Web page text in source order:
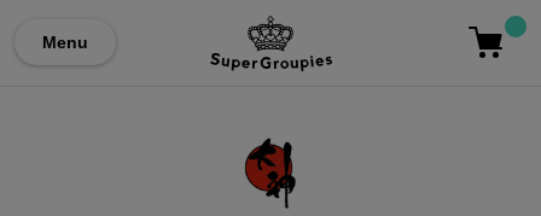
Menu